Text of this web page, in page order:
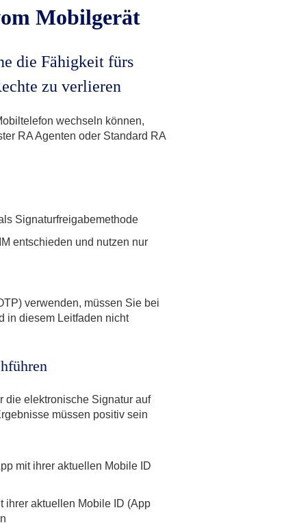
Mobilgerät
die Fähigkeit fürs
zu verlieren
wechseln können,
RA Agenten oder Standard RA
Signaturfreigabemethode
entschieden und nutzen nur
verwenden, müssen Sie bei
in diesem Leitfaden nicht
die elektronische Signatur auf
müssen positiv sein
mit ihrer aktuellen Mobile ID
ihrer aktuellen Mobile ID (App